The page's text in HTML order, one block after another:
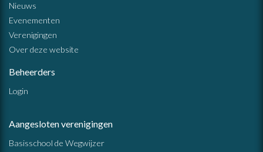
Nieuws
Evenementen
Verenigingen
Over deze website
Beheerders
Login
Aangesloten verenigingen
Basisschool de Wegwijzer